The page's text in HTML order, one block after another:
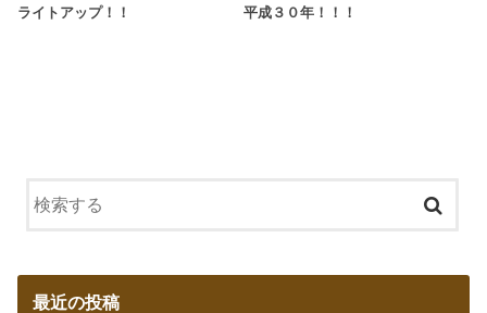
ライトアップ！！
平成３０年！！！
最近の投稿